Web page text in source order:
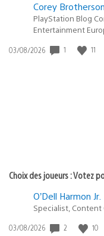
Corey Brotherson
PlayStation Blog
Entertainment
Date
03/08/2026 1 11
Choix des joueurs : Votez
O’Dell Harmon Jr.
Specialist, Content
Date
03/08/2026 2 10